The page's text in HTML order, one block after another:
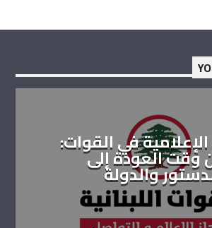
الإعلامية في القوات:
وقت العودة إلى
والدولة